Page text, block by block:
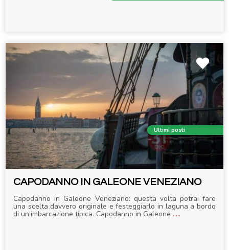
Ultimi posti
CAPODANNO IN GALEONE VENEZIANO
Capodanno in Galeone Veneziano: questa volta potrai fare
una scelta davvero originale e festeggiarlo in laguna a bordo
di un’imbarcazione tipica. Capodanno in Galeone .....